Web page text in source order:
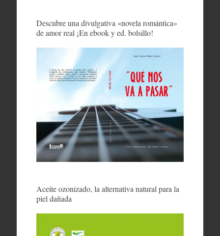
Descubre una divulgativa «novela romántica»
de amor real ¡En ebook y ed. bolsillo!
Aceite ozonizado, la alternativa natural para la
piel dañada